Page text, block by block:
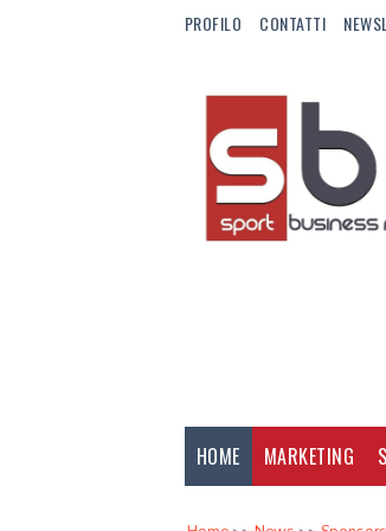
PROFILO CONTATTI
HOME MARKETING